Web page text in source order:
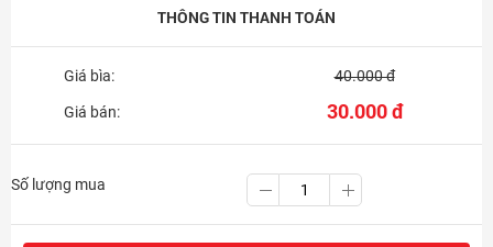
THÔNG TIN THANH TOÁN
Giá bìa:
Giá bán:
40.000 đ
30.000 đ
Số lượng mua